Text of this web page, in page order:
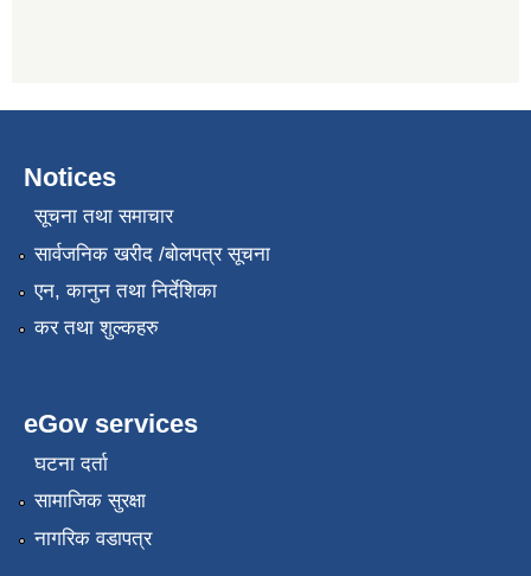
Notices
सूचना तथा समाचार
सार्वजनिक खरीद /बोलपत्र सूचना
एन, कानुन तथा निर्देशिका
कर तथा शुल्कहरु
eGov services
घटना दर्ता
सामाजिक सुरक्षा
नागरिक वडापत्र